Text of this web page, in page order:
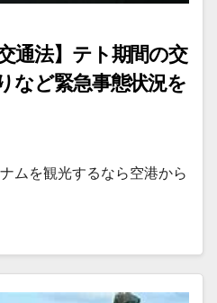
通法】テト期間の交
など緊急事態状況を
ムを観光するなら空港から